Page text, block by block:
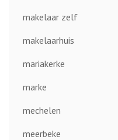
makelaar zelf
makelaarhuis
mariakerke
marke
mechelen
meerbeke